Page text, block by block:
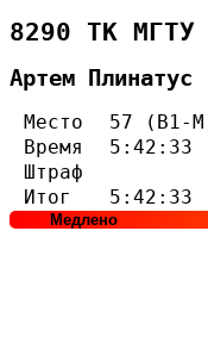
8290 ТК МГТУ
Артем Плинатус
Место 57 (В1-
Время
5:42:33
Штраф
Итог
5:42:33
Медлено